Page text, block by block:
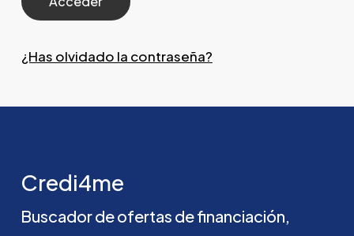
¿Has olvidado la contraseña?
Credi4me
Buscadordeofertas definanciación,